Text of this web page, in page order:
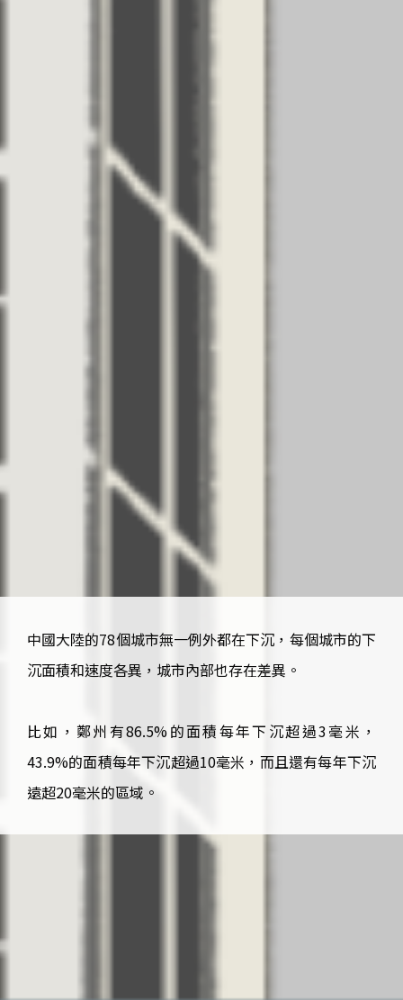
中國大陸的78個城市無一例外都在下沉，每個城市的下
沉面積和速度各異，城市內部也存在差異。
比如，鄭州有86.5%的面積每年下沉超過3毫米，
43.9%的面積每年下沉超過10毫米，而且還有每年下沉
遠超20毫米的區域。